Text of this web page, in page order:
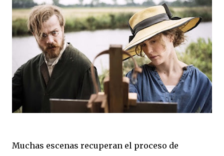
Muchas escenas recuperan el proceso de